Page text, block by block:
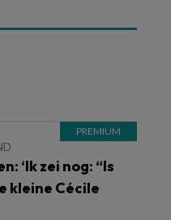
‘Ik zei nog: “Is
kleine Cécile